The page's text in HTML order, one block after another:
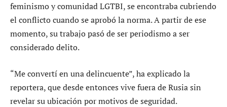
feminismo y comunidad LGTBI, se encontraba cubriendo
el conflicto cuando se aprobó la norma. A partir de ese
momento, su trabajo pasó de ser periodismo a ser
considerado delito.
“Me convertí en una delincuente”, ha explicado la
reportera, que desde entonces vive fuera de Rusia sin
revelar su ubicación por motivos de seguridad.